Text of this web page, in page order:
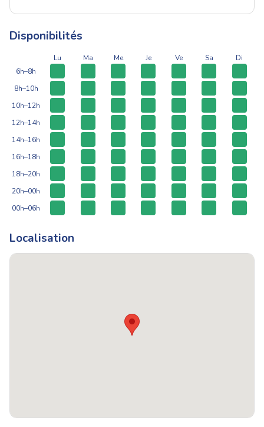
Disponibilités
Lu Ma Me Je Ve Sa
Di
6h–8h
8h–10h
10h–12h
12h–14h
14h–16h
16h–18h
18h–20h
20h–00h
00h–06h
Localisation